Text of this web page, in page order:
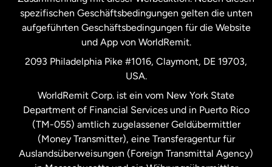
Spanien
Vereinigte Staaten English
Vereinigte Staaten
Vereinigtes Königreich
spezifischen Geschäftsbedingungen gelten die unten
aufgeführten Geschäftsbedingungen für die Website
und App von WorldRemit.
2093 Philadelphia Pike #1016, Claymont, DE 19703,
USA.
WorldRemit Corp. ist ein vom New York State
Department of Financial Services und in Puerto Rico
(TM-055) amtlich zugelassener Geldübermittler
(Money Transmitter), eine Transferagentur für
Auslandsüberweisungen (Foreign Transmittal Agency)